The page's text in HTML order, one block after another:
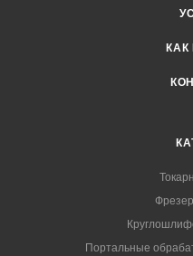
КАК
Портальные